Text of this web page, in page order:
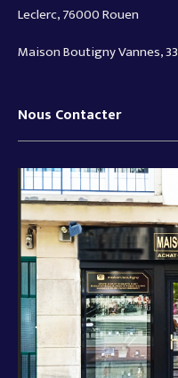
Leclerc, 76000 Rouen
Maison Boutigny Vannes,
Nous Contacter